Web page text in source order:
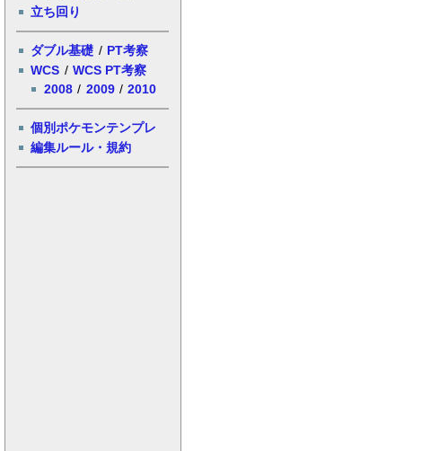
立ち回り
ダブル基礎 / PT考察
WCS / WCS PT考察
2008 / 2009 / 2010
個別ポケモンテンプレ
編集ルール・規約